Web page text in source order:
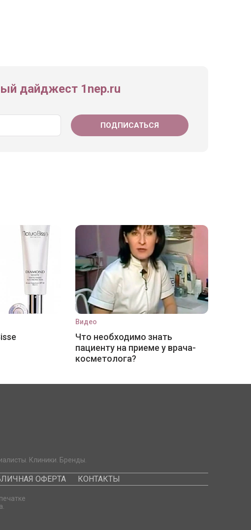
дайджест 1nep.ru
Видео
Что необходимо знать
пациенту на приеме у врача-
косметолога?
Клиники. Бренды.
ОФЕРТА КОНТАКТЫ